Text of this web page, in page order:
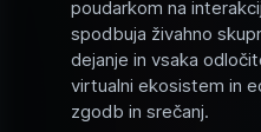
poudarkom na
spodbuja živahno
dejanje in vsaka
virtualni ekosistem in
zgodb in srečanj.